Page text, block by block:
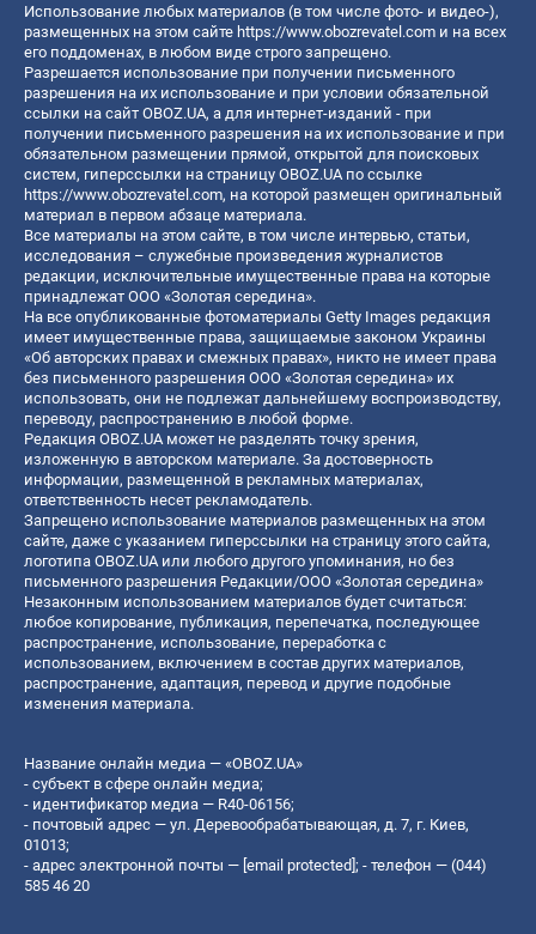
Использование любых материалов (в том числе фото- и видео-),
размещенных на этом сайте https://www.obozrevatel.com и на всех
его поддоменах, в любом виде строго запрещено.
Разрешается использование при получении письменного
разрешения на их использование и при условии обязательной
ссылки на сайт OBOZ.UA, а для интернет-изданий - при
получении письменного разрешения на их использование и при
обязательном размещении прямой, открытой для поисковых
систем, гиперссылки на страницу OBOZ.UA по ссылке
https://www.obozrevatel.com, на которой размещен оригинальный
материал в первом абзаце материала.
Все материалы на этом сайте, в том числе интервью, статьи,
исследования – служебные произведения журналистов
редакции, исключительные имущественные права на которые
принадлежат ООО «Золотая середина».
На все опубликованные фотоматериалы Getty Images редакция
имеет имущественные права, защищаемые законом Украины
«Об авторских правах и смежных правах», никто не имеет права
без письменного разрешения ООО «Золотая середина» их
использовать, они не подлежат дальнейшему воспроизводству,
переводу, распространению в любой форме.
Редакция OBOZ.UA может не разделять точку зрения,
изложенную в авторском материале. За достоверность
информации, размещенной в рекламных материалах,
ответственность несет рекламодатель.
Запрещено использование материалов размещенных на этом
сайте, даже с указанием гиперссылки на страницу этого сайта,
логотипа OBOZ.UA или любого другого упоминания, но без
письменного разрешения Редакции/ООО «Золотая середина»
Незаконным использованием материалов будет считаться:
любое копирование, публикация, перепечатка, последующее
распространение, использование, переработка с
использованием, включением в состав других материалов,
распространение, адаптация, перевод и другие подобные
изменения материала.
Название онлайн медиа — «OBOZ.UA»
- субъект в сфере онлайн медиа;
- идентификатор медиа — R40-06156;
- почтовый адрес — ул. Деревообрабатывающая, д. 7, г. Киев,
01013;
- адрес электронной почты — [email protected]; - телефон — (044)
585 46 20